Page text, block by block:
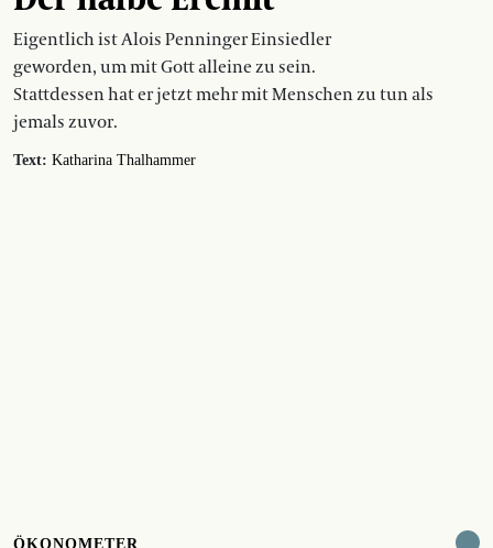
Eigentlich ist Alois Penninger Einsiedler
geworden, um mit Gott alleine zu sein.
Stattdessen hat er jetzt mehr mit Menschen zu tun als
jemals zuvor.
Text: Katharina Thalhammer
ÖKONOMETER